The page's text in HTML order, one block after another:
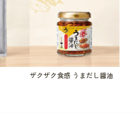
ザクザク食感 うまだし醤油